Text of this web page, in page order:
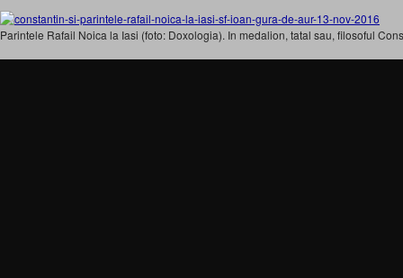
Parintele Rafail Noica la Iasi (foto: Doxologia). In medalion, tatal sau, filosoful